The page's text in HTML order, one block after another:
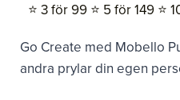
⭐️ 3 för 99 ⭐️ 5 för 149 ⭐️
Go Create med Mobello
andra prylar din egen